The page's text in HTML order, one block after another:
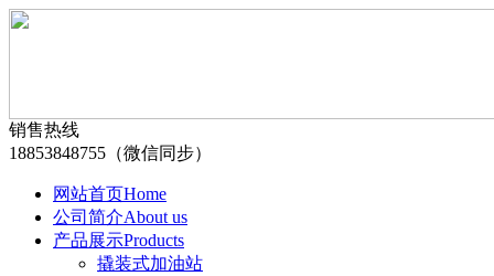
销售热线
18853848755（微信同步）
网站首页Home
公司简介About us
产品展示Products
撬装式加油站